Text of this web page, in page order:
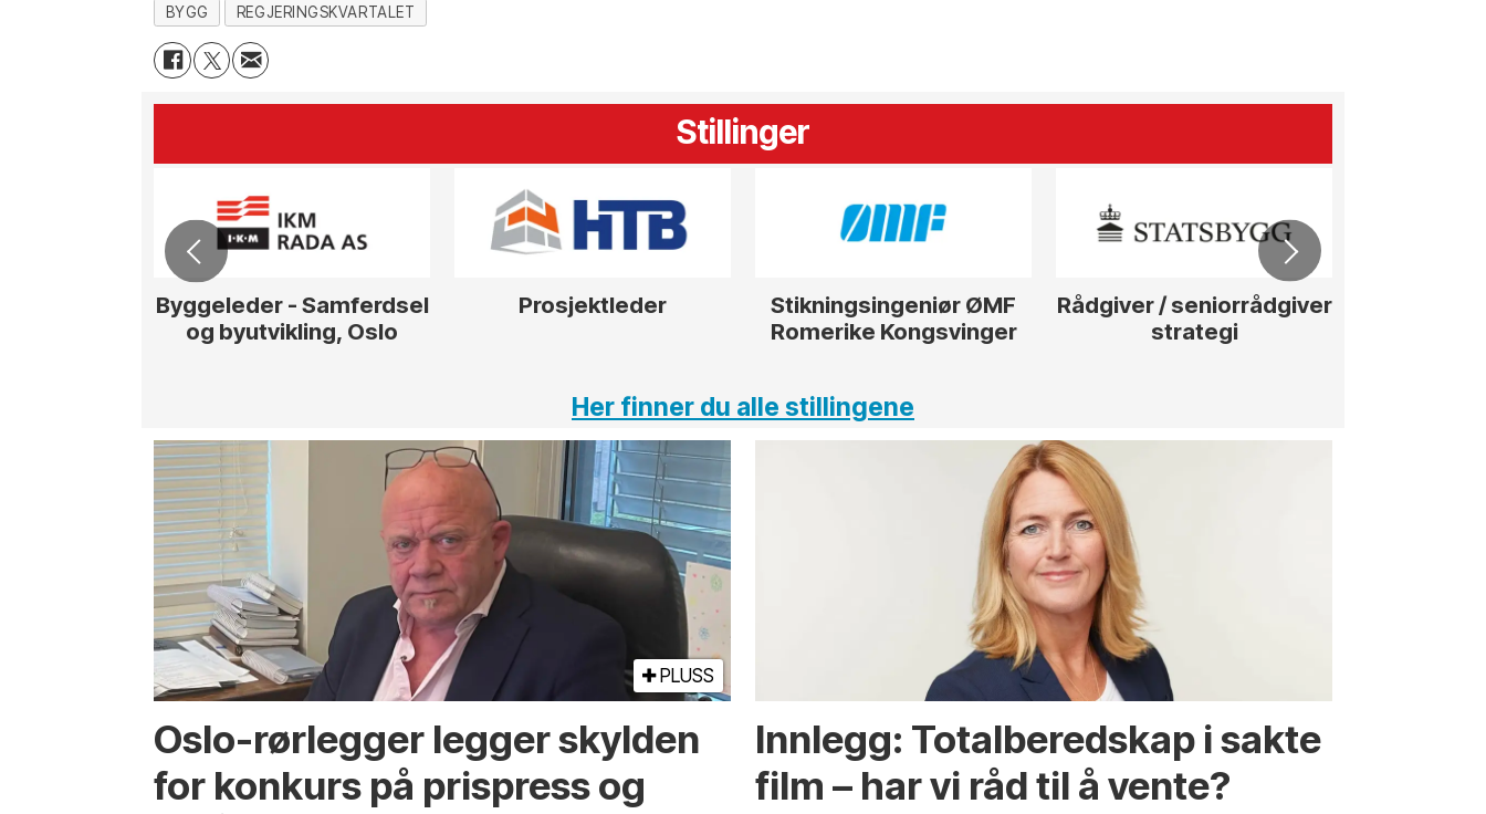
BYGG REGJERINGSKVARTALET
Stillinger
Byggeleder - Samferdsel
og byutvikling, Oslo
Prosjektleder
Stikningsingeniør ØMF
Romerike Kongsvinger
Rådgiver / seniorrådgiver
strategi
Her finner du alle stillingene
PLUSS
Oslo-rørlegger legger skylden
for konkurs på prispress og
Innlegg: Totalberedskap i sakte
film – har vi råd til å vente?